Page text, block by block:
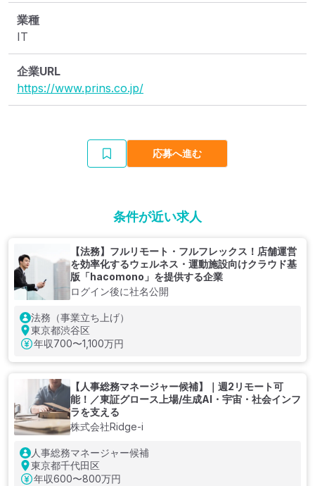
業種
IT
企業URL
https://www.prins.co.jp/
応募へ進む
条件が近い求人
【法務】フルリモート・フルフレックス！店舗運営
を効率化するウェルネス・運動施設向けクラウド基
版「hacomono」を提供する企業
ログイン後に社名公開
法務（事業立ち上げ）
東京都渋谷区
年収700〜1,100万円
【人事総務マネージャー候補】｜週2リモート可
能！／東証グロース上場/生成AI・宇宙・社会インフ
ラを支える
株式会社Ridge-i
人事総務マネージャー候補
東京都千代田区
年収600〜800万円